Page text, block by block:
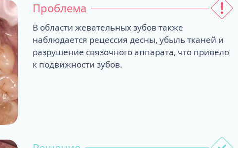
Проблема
В области жевательных зубов также
наблюдается рецессия десны, убыль тканей и
разрушение связочного аппарата, что привело
к подвижности зубов.